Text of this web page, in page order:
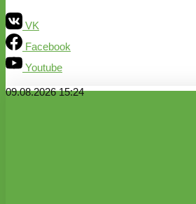
VK
Facebook
Youtube
09.08.2026 15:24